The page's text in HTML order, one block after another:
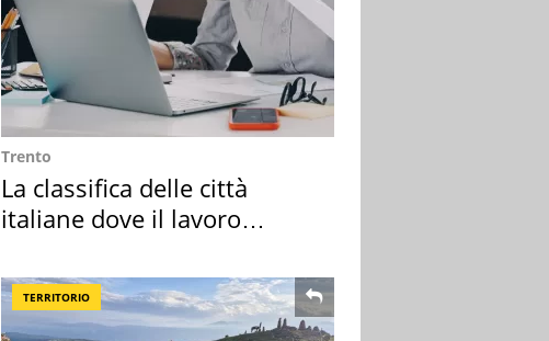
Trento
La classifica delle città
italiane dove il lavoro
TERRITORIO